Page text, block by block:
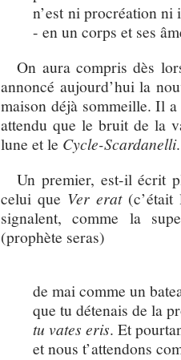
n’est ni procréation ni
- en un corps et ses
On aura compris dès
annoncé aujourd’hui la
maison déjà sommeille. Il
attendu que le bruit de la
lune et le Cycle-Scardanelli
Un premier, est-il écrit
celui que Ver erat
signalent, comme la
(prophète seras)
de mai comme un
que tu détenais de la
tu vates eris. Et
et nous t’attendons